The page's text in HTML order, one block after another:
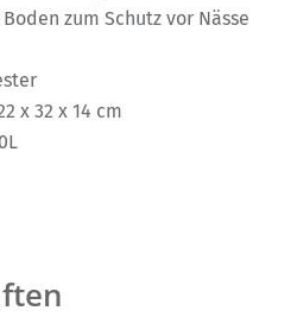
zum Schutz vor Nässe
x 32 x 14 cm